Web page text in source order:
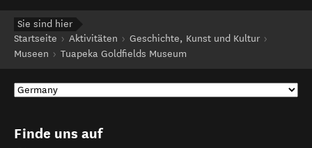
Sie sind hier
Startseite
Aktivitäten
Geschichte, Kunst und Kultur
Museen
Tuapeka Goldfields Museum
Finde uns auf